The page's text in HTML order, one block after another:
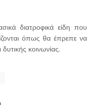
διατροφικά είδη που
όπως θα έπρεπε να
δυτικής κοινωνίας.